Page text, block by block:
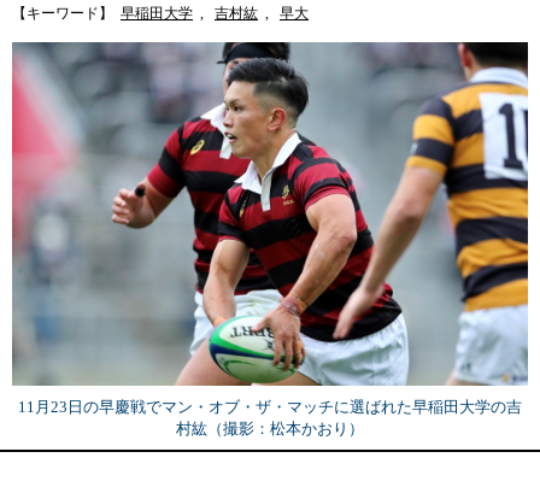
【キーワード】 早稲田大学 , 吉村紘 , 早大
11月23日の早慶戦でマン・オブ・ザ・マッチに選ばれた早稲田大学の吉
村紘（撮影：松本かおり）